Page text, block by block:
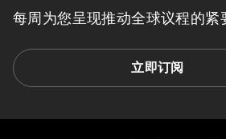
每周为您呈现推动全球议程的紧
立即订阅